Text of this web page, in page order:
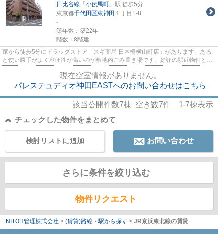
日比谷線 「 小伝馬町 」駅 徒歩5分
東京都千代田区東神田 １丁目1-8
-
築年数：築22年
階数：8階建
家から徒歩5分にドラッグストア「スギ薬局 日本橋横山町店」があります。ある
と使い勝手がよく利便性が高いのが敷地内ごみ置き場です。好評の駅近物件とな
現在空室情報がありません。
パレステュディオ神田EASTへのお問い合わせはこちら
該当公開件数7棟 空き数7件 1-7棟表示
チェックした物件をまとめて
お問い合わせ
検討リストに追加
さらに条件を絞り込む
物件リクエスト
NITOH管理株式会社 > (賃貸)路線・駅から探す > JR京浜東北線の賃貸